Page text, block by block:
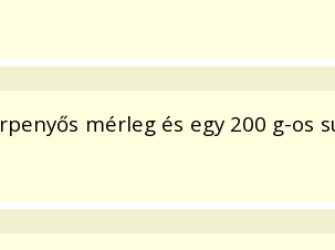
mérleg és egy 200 g-